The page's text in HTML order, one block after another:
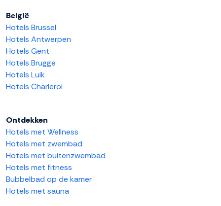
België
Hotels Brussel
Hotels Antwerpen
Hotels Gent
Hotels Brugge
Hotels Luik
Hotels Charleroi
Ontdekken
Hotels met Wellness
Hotels met zwembad
Hotels met buitenzwembad
Hotels met fitness
Bubbelbad op de kamer
Hotels met sauna